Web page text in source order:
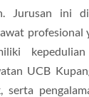
Jurusan ini
profesional
UCB
serta